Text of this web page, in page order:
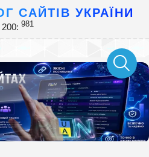
САЙТІВ УКРАЇНИ
200: 981